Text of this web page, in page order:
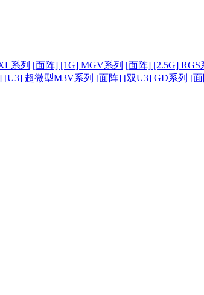
系列 [面阵] [1G] MGV系列 [面阵] [2.5G] RGS
[U3] 超微型M3V系列 [面阵] [双U3] GD系列 [